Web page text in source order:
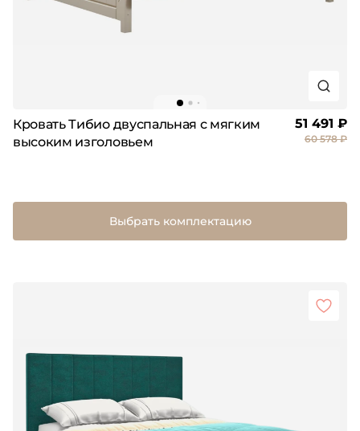
Кровать Тибио двуспальная с мягким
высоким изголовьем
51 491 ₽
60 578 ₽
Выбрать комплектацию